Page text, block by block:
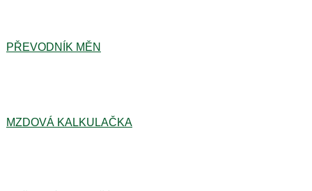
PŘEVODNÍK MĚN
MZDOVÁ KALKULAČKA